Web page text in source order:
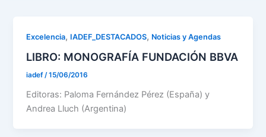
Excelencia, IADEF_DESTACADOS, Noticias y Agendas
LIBRO: MONOGRAFÍA FUNDACIÓN BBVA
iadef/15/06/2016
Editoras: Paloma Fernández Pérez (España) y
Andrea Lluch (Argentina)